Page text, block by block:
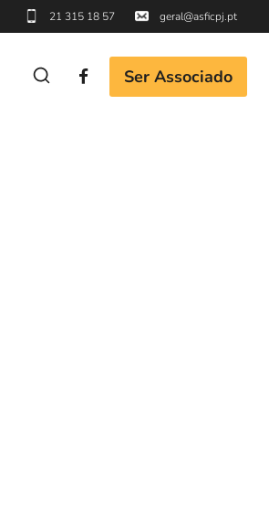
21 315 18 57 geral@asficpj.pt
Ser Associado